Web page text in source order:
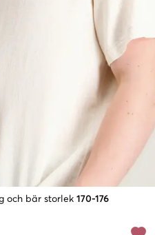
och bär storlek 170-176